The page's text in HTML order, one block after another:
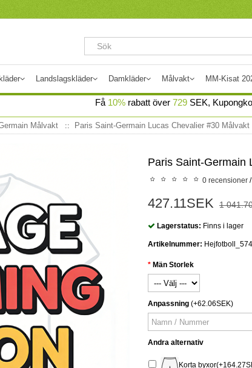
Landslagskläder Damkläder Målvakt MM-Kisat
Få 10% rabatt över 729 SEK,
Målvakt Paris Saint-Germain Lucas Chevalier #30
Paris Saint-Germain
0 recensioner /
427.11SEK 1
Lagerstatus: Finns i lager
Artikelnummer: Hejfotboll_574
Män Storlek
Anpassning (+62.06SEK)
Andra alternativ
Korta